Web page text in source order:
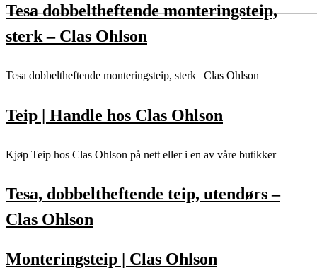
Tesa dobbeltheftende monteringsteip,
sterk – Clas Ohlson
Tesa dobbeltheftende monteringsteip, sterk | Clas Ohlson
Teip | Handle hos Clas Ohlson
Kjøp Teip hos Clas Ohlson på nett eller i en av våre butikker
Tesa, dobbeltheftende teip, utendørs –
Clas Ohlson
Monteringsteip | Clas Ohlson